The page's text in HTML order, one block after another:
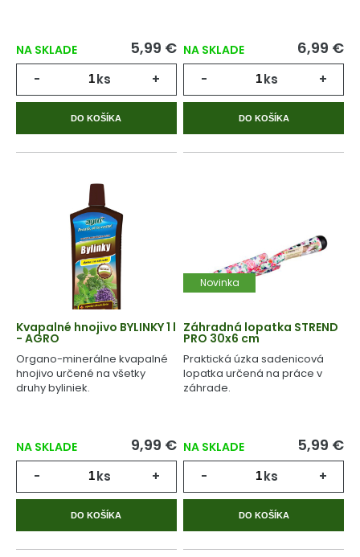
NA SKLADE 5,99 €
- ks +
DO KOŠÍKA
NA SKLADE 6,99 €
- ks +
DO KOŠÍKA
Kvapalné hnojivo BYLINKY 1 l
- AGRO
Organo-minerálne kvapalné
hnojivo určené na všetky
druhy byliniek.
NA SKLADE 9,99 €
- ks +
DO KOŠÍKA
Novinka
Záhradná lopatka STREND
PRO 30x6 cm
Praktická úzka sadenicová
lopatka určená na práce v
záhrade.
NA SKLADE 5,99 €
- ks +
DO KOŠÍKA